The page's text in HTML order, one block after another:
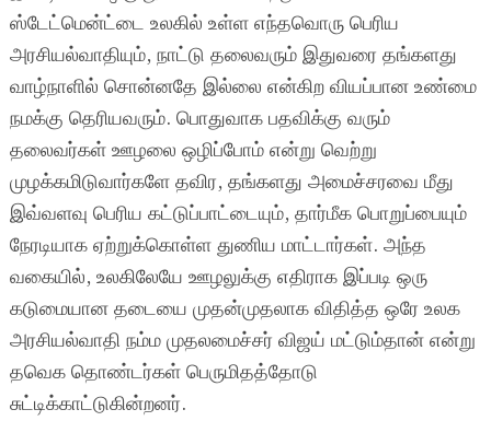
ஸ்டேட்மென்ட்டை உலகில் உள்ள எந்தவொரு பெரிய
அரசியல்வாதியும், நாட்டு தலைவரும் இதுவரை தங்களது
வாழ்நாளில் சொன்னதே இல்லை என்கிற வியப்பான உண்மை
நமக்கு தெரியவரும். பொதுவாக பதவிக்கு வரும்
தலைவர்கள் ஊழலை ஒழிப்போம் என்று வெற்று
முழக்கமிடுவார்களே தவிர, தங்களது அமைச்சரவை மீது
இவ்வளவு பெரிய கட்டுப்பாட்டையும், தார்மீக பொறுப்பையும்
நேரடியாக ஏற்றுக்கொள்ள துணிய மாட்டார்கள். அந்த
வகையில், உலகிலேயே ஊழலுக்கு எதிராக இப்படி ஒரு
கடுமையான தடையை முதன்முதலாக விதித்த ஒரே உலக
அரசியல்வாதி நம்ம முதலமைச்சர் விஜய் மட்டும்தான் என்று
தவெக தொண்டர்கள் பெருமிதத்தோடு
சுட்டிக்காட்டுகின்றனர்.